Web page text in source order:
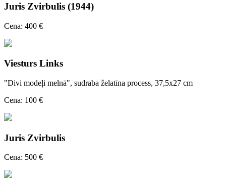
Juris Zvirbulis (1944)
Cena: 400 €
Viesturs Links
"Divi modeļi melnā", sudraba želatīna process, 37,5x27 cm
Cena: 100 €
Juris Zvirbulis
Cena: 500 €